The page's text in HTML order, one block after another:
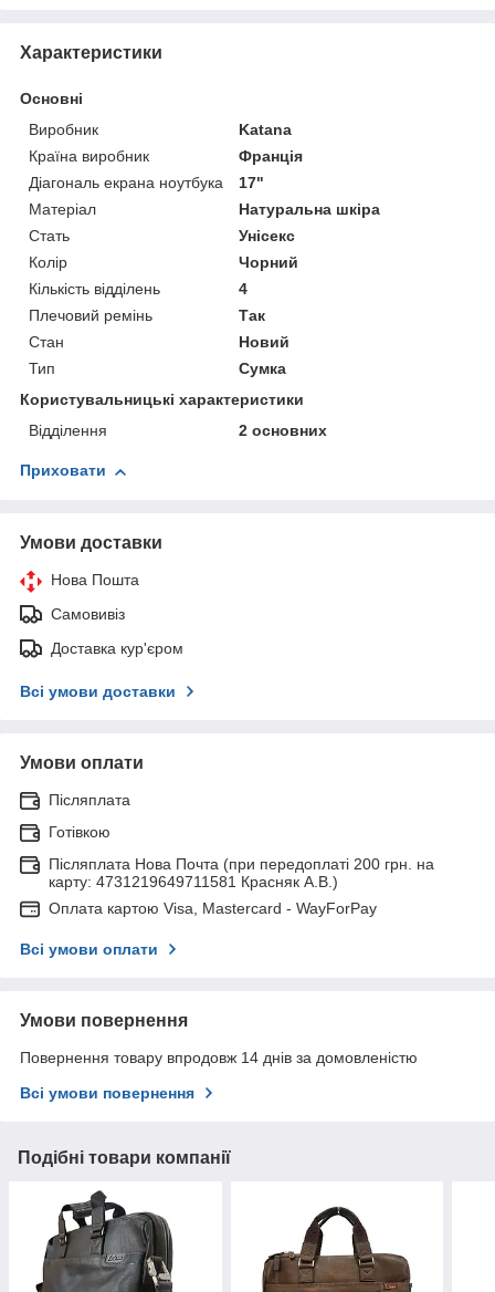
Характеристики
Основні
Виробник
Katana
Країна виробник
Франція
Діагональ екрана ноутбука
17"
Матеріал
Натуральна шкіра
Стать
Унісекс
Колір
Чорний
Кількість відділень
4
Плечовий ремінь
Так
Стан
Новий
Тип
Сумка
Користувальницькі характеристики
Відділення
2 основних
Приховати
Умови доставки
Нова Пошта
Самовивіз
Доставка кур'єром
Всі умови доставки
Умови оплати
Післяплата
Готівкою
Післяплата Нова Почта (при передоплаті 200 грн. на
карту: 4731219649711581 Красняк А.В.)
Оплата картою Visa, Mastercard - WayForPay
Всі умови оплати
Умови повернення
Повернення товару впродовж 14 днів за домовленістю
Всі умови повернення
Подібні товари компанії